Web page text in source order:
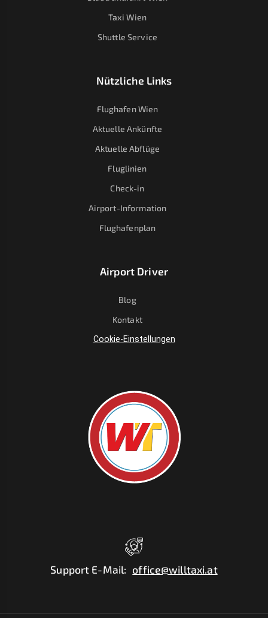
Taxi Wien
Shuttle Service
Nützliche Links
Flughafen Wien
Aktuelle Ankünfte
Aktuelle Abflüge
Fluglinien
Check-in
Airport-Information
Flughafenplan
Airport Driver
Blog
Kontakt
Cookie-Einstellungen
Support E-Mail: office@willtaxi.at